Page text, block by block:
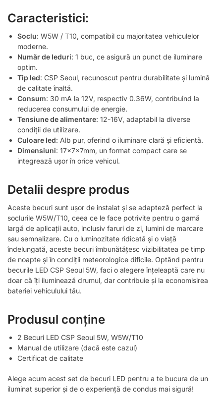
Caracteristici:
Soclu: W5W / T10, compatibil cu majoritatea vehiculelor
moderne.
Număr de leduri: 1 buc, ce asigură un punct de iluminare
optim.
Tip led: CSP Seoul, recunoscut pentru durabilitate și lumină
de calitate înaltă.
Consum: 30 mA la 12V, respectiv 0.36W, contribuind la
reducerea consumului de energie.
Tensiune de alimentare: 12-16V, adaptabil la diverse
condiții de utilizare.
Culoare led: Alb pur, oferind o iluminare clară și eficientă.
Dimensiuni: 17x7x7mm, un format compact care se
integrează ușor în orice vehicul.
Detalii despre produs
Aceste becuri sunt ușor de instalat și se adapteză perfect la
soclurile W5W/T10, ceea ce le face potrivite pentru o gamă
largă de aplicații auto, inclusiv faruri de zi, lumini de marcare
sau semnalizare. Cu o luminozitate ridicată și o viață
îndelungată, aceste becuri îmbunătățesc vizibilitatea pe timp
de noapte și în condiții meteorologice dificile. Optând pentru
becurile LED CSP Seoul 5W, faci o alegere înțeleaptă care nu
doar că îți iluminează drumul, dar contribuie și la economisirea
bateriei vehiculului tău.
Produsul conține
2 Becuri LED CSP Seoul 5W, W5W/T10
Manual de utilizare (dacă este cazul)
Certificat de calitate
Alege acum acest set de becuri LED pentru a te bucura de un
iluminat superior și de o experiență de condus mai sigură!